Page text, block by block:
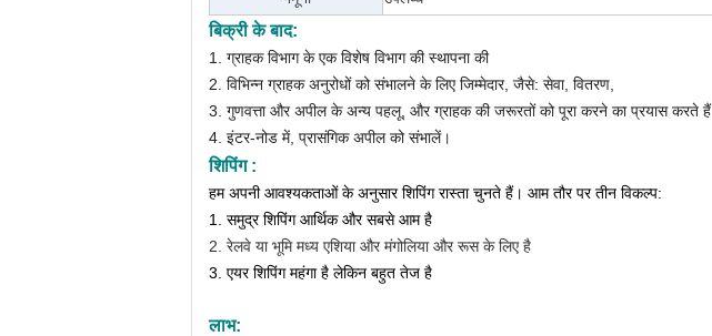
बिक्री के बाद:
1. ग्राहक विभाग के एक विशेष विभाग की स्थापना की
2. विभिन्न ग्राहक अनुरोधों को संभालने के लिए जिम्मेदार, जैसे: सेवा, वितरण,
3. गुणवत्ता और अपील के अन्य पहलू, और ग्राहक की जरूरतों को पूरा करने का प्रयास करते हैं
4. इंटर-नोड में, प्रासंगिक अपील को संभालें।
शिपिंग :
हम अपनी आवश्यकताओं के अनुसार शिपिंग रास्ता चुनते हैं। आम तौर पर तीन विकल्प:
1. समुद्र शिपिंग आर्थिक और सबसे आम है
2. रेलवे या भूमि मध्य एशिया और मंगोलिया और रूस के लिए है
3. एयर शिपिंग महंगा है लेकिन बहुत तेज है
लाभ: